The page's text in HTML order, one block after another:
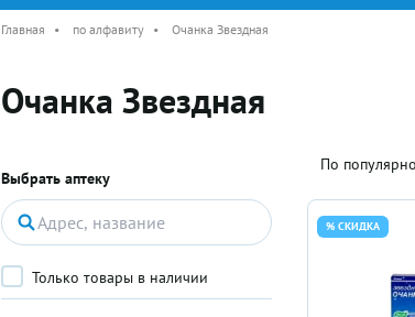
Главная • по алфавиту • Очанка Звездная
Очанка Звездная
Выбрать аптеку
Только товары в наличии
По
% СКИДКА